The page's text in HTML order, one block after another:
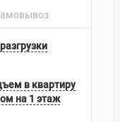
в квартиру
на 1 этаж